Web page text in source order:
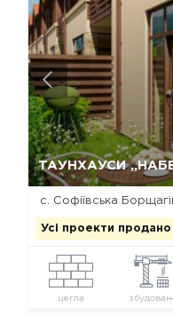
ТАУНХАУСИ
с. Софіївська
Усі проекти продано
цегла